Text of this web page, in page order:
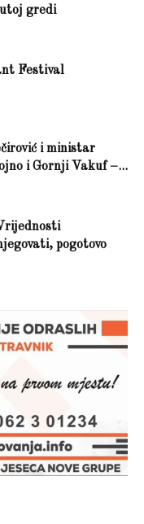
gredi
Festival
i ministar
i Gornji Vakuf –...
pogotovo